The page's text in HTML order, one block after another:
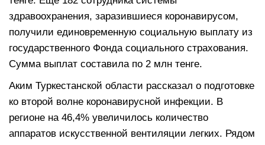
здравоохранения, заразившиеся коронавирусом,
получили единовременную социальную выплату из
государственного Фонда социального страхования.
Сумма выплат составила по 2 млн тенге.
Аким Туркестанской области рассказал о подготовке
ко второй волне коронавирусной инфекции. В
регионе на 46,4% увеличилось количество
аппаратов искусственной вентиляции легких. Рядом